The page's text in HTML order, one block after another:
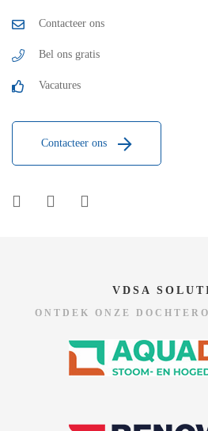
Contacteer ons
Bel ons gratis
Vacatures
Contacteer ons
VDSA
ONTDEK ONZE